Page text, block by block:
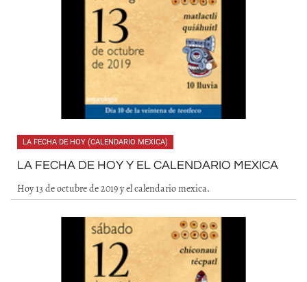
LA FECHA DE HOY (CALENDARIO MEXICA)
LA FECHA DE HOY Y EL CALENDARIO MEXICA
Hoy 13 de octubre de 2019 y el calendario mexica.